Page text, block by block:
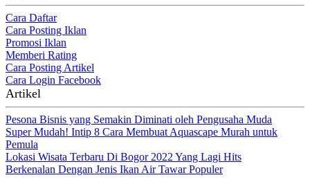
Cara Daftar
Cara Posting Iklan
Promosi Iklan
Memberi Rating
Cara Posting Artikel
Cara Login Facebook
Artikel
Pesona Bisnis yang Semakin Diminati oleh Pengusaha Muda
Super Mudah! Intip 8 Cara Membuat Aquascape Murah untuk
Pemula
Lokasi Wisata Terbaru Di Bogor 2022 Yang Lagi Hits
Berkenalan Dengan Jenis Ikan Air Tawar Populer